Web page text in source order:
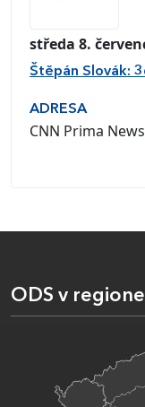
středa 8.
Štěpán Slovák:
ADRESA
CNN Prima News
ODS v